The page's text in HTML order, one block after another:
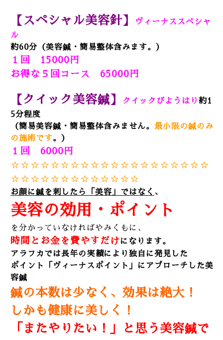
【スペシャル美容針】
ヴィーナススペシャ
ル
約60分（美容鍼・簡易整体含みます。）
１回 15000円
お得な５回コース 65000円
【クイック美容鍼】 クイックびようはり 約1
5分程度
（簡易美容鍼・簡易整体含みません。 最小限の鍼のみ
の施術です。）
１回 6000円
☆☆☆☆☆☆ ☆☆☆☆☆☆ ☆☆☆☆☆☆ ☆☆
☆☆☆☆ ☆☆☆☆☆☆ ☆☆☆
お顔に鍼を刺したら「美容」ではなく 、
美容の効用・ポイント
を分かっていなければやみくもに、
時間とお金を費やすだけになります。
アラフカでは長年の実績により独自に発見した
ポイント「ヴィーナスポイント」にアプローチした美
容鍼
鍼の本数は少なく、効果は絶大！
しかも健康に美しく！
「またやりたい！」と思う美容鍼で